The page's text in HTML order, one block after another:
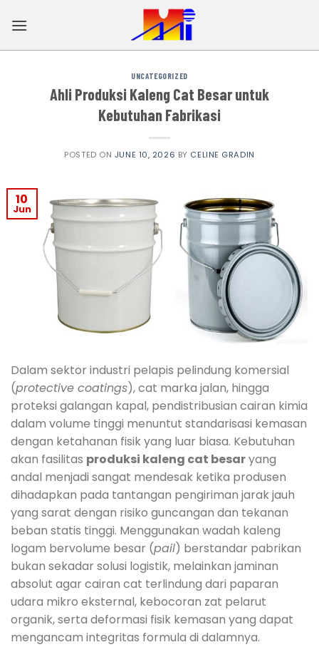
UNCATEGORIZED
Ahli Produksi Kaleng Cat Besar untuk
Kebutuhan Fabrikasi
POSTED ON JUNE 10, 2026 BY CELINE GRADIN
10
Jun
Dalam sektor industri pelapis pelindung komersial
(protective coatings), cat marka jalan, hingga
proteksi galangan kapal, pendistribusian cairan kimia
dalam volume tinggi menuntut standarisasi kemasan
dengan ketahanan fisik yang luar biasa. Kebutuhan
akan fasilitas produksi kaleng cat besaryang
andal menjadi sangat mendesak ketika produsen
dihadapkan pada tantangan pengiriman jarak jauh
yang sarat dengan risiko guncangan dan tekanan
beban statis tinggi. Menggunakan wadah kaleng
logam bervolume besar (pail) berstandar pabrikan
bukan sekadar solusi logistik, melainkan jaminan
absolut agar cairan cat terlindung dari paparan
udara mikro eksternal, kebocoran zat pelarut
organik, serta deformasi fisik kemasan yang dapat
mengancam integritas formula di dalamnya.